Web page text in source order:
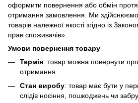
оформити повернення або обмін
отримання замовлення. Ми
товарів належної якості згідно із
прав споживачів»
Умови повернення товару
Термін: товар можна повернути
отримання
Стан виробу: товар має бути у
слідів носіння, пошкоджень чи